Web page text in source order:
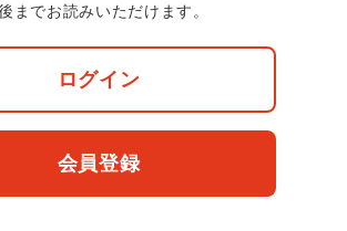
までお読みいただけます。
ログイン
会員登録